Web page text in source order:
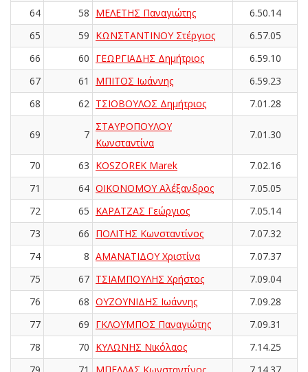
64
58 ΜΕΛΕΤΗΣ Παναγιώτης
6.50.14
65
59 ΚΩΝΣΤΑΝΤΙΝΟΥ Στέργιος
6.57.05
66
60 ΓΕΩΡΓΙΑΔΗΣ Δημήτριος
6.59.10
67
61 ΜΠΙΤΟΣ Ιωάννης
6.59.23
68
62 ΤΣΙΟΒΟΥΛΟΣ Δημήτριος 7.01.28
69 7
ΣΤΑΥΡΟΠΟΥΛΟΥ
Κωνσταντίνα
7.01.30
70 63 KOSZOREK Marek
7.02.16
71
64 ΟΙΚΟΝΟΜΟΥ Αλέξανδρος
7.05.05
72
65 ΚΑΡΑΤΖΑΣ Γεώργιος
7.05.14
73
66 ΠΟΛΙΤΗΣ Κωνσταντίνος
7.07.32
74
8 ΑΜΑΝΑΤΙΔΟΥ Χριστίνα
7.07.37
75
67 ΤΣΙΑΜΠΟΥΛΗΣ Χρήστος
7.09.04
76
68 ΟΥΖΟΥΝΙΔΗΣ Ιωάννης
7.09.28
77
69 ΓΚΛΟΥΜΠΟΣ Παναγιώτης
7.09.31
78
70 ΚΥΛΩΝΗΣ Νικόλαος
7.14.25
79
71 ΜΠΕΛΛΑΣ Κωνσταντίνος
7.14.37